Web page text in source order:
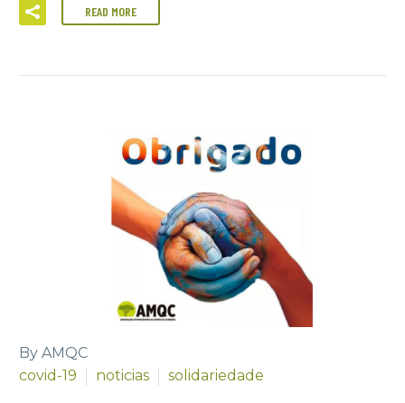
READ MORE
By AMQC
covid-19
noticias solidariedade